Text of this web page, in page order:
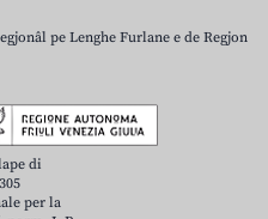
pe Lenghe Furlane e de Regjon
di
per la